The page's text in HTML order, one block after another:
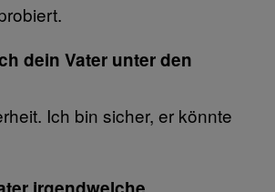
dein Vater unter den
Ich bin sicher, er könnte